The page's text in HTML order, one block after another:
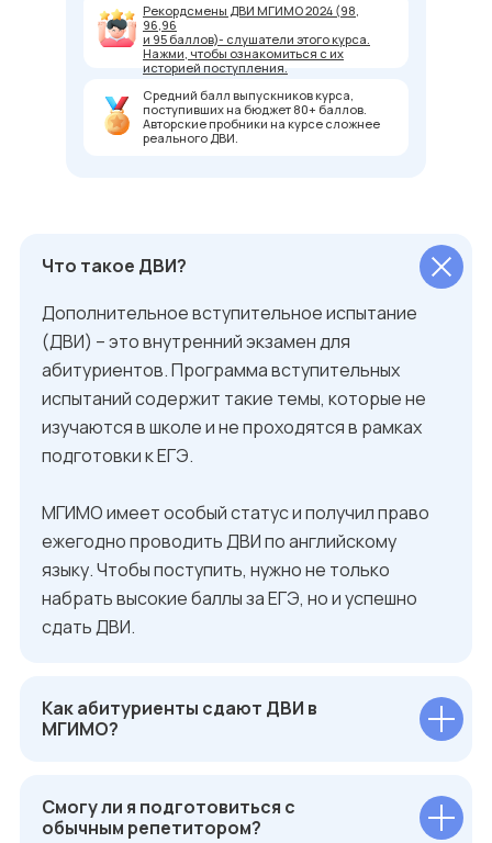
Рекордсмены ДВИ МГИМО 2024 (98,
96,96
и 95 баллов)- слушатели этого курса.
Нажми, чтобы ознакомиться с их
историей поступления.
Средний балл выпускников курса,
поступивших на бюджет 80+ баллов.
Авторские пробники на курсе сложнее
реального ДВИ.
Что такое ДВИ?
Дополнительное вступительное испытание
(ДВИ) – это внутренний экзамен для
абитуриентов. Программа вступительных
испытаний содержит такие темы, которые не
изучаются в школе и не проходятся в рамках
подготовки к ЕГЭ.
МГИМО имеет особый статус и получил право
ежегодно проводить ДВИ по английскому
языку. Чтобы поступить, нужно не только
набрать высокие баллы за ЕГЭ, но и успешно
сдать ДВИ.
Как абитуриенты сдают ДВИ в
МГИМО?
Смогу ли я подготовиться с
обычным репетитором?